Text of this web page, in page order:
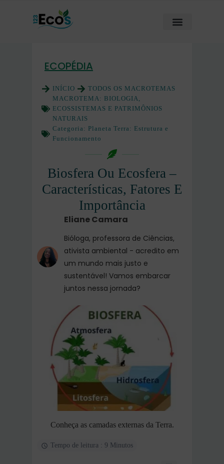
ECOPÉDIA
INÍCIO
TODOS OS MACROTEMAS
MACROTEMA: BIOLOGIA,
ECOSSISTEMAS E PATRIMÔNIOS
NATURAIS
Categoria: Planeta Terra: Estrutura e
Funcionamento
Biosfera Ou Ecosfera –
Características, Fatores E
Importância
Eliane Camara
Bióloga, professora de Ciências,
ativista ambiental - acredito em
um mundo mais justo e
sustentável! Vamos embarcar
juntos nessa jornada?
Conheça as camadas externas da Terra.
Tempo de leitura : 9 Minutos